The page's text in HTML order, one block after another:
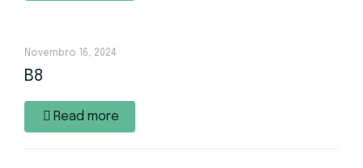
Novembro 16, 2024
B8
Read more